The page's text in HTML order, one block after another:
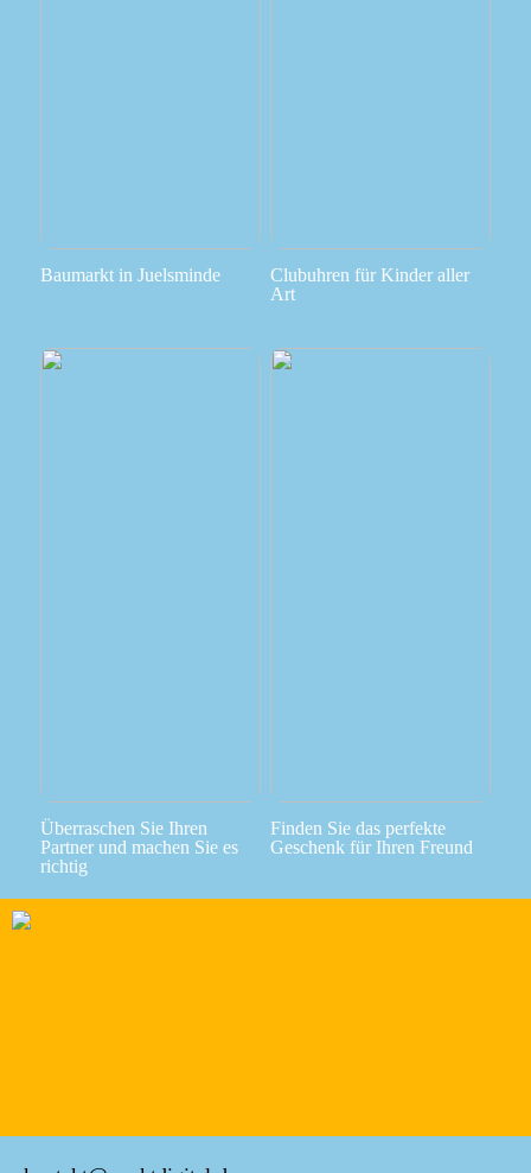
Baumarkt in Juelsminde
Clubuhren für Kinder aller
Art
Überraschen Sie Ihren
Partner und machen Sie es
richtig
Finden Sie das perfekte
Geschenk für Ihren Freund